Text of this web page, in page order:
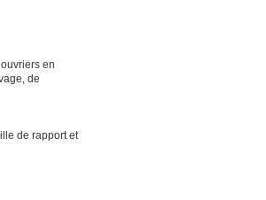
en
de
de rapport et